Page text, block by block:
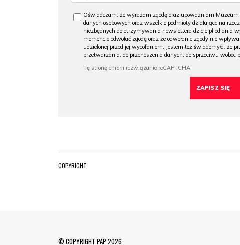
Oświadczam, że wyrażam zgodę oraz upoważniam
danych osobowych oraz wszelkie podmioty działające na
niezbędnych do otrzymywania newslettera dzieje.pl od dnia
momencie odwołać zgodę oraz że odwołanie zgody nie
udzielonej przed jej wycofaniem. Jestem też świadomy/a, że
przetwarzania, do przenoszenia danych, do sprzeciwu wobec
COPYRIGHT
© COPYRIGHT PAP 2026